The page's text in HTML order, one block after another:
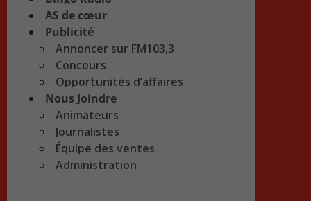
AS de cœur
Publicité
Annoncer sur FM103,3
Concours
Opportunités d’affaires
Nous Joindre
Animateurs
Journalistes
Équipe des ventes
Administration